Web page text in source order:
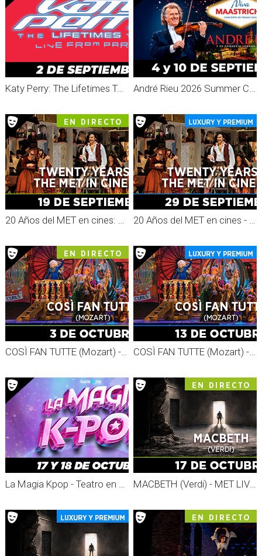
Katy Perry: The Lifetimes Tour - Live From Paris
20 Años del MET en cines: Una celebración 20 Años del MET en cines - Grabado MET 26-27
COSÌ FAN TUTTE (Mozart) - MET LIVE 26-27 COSÌ FAN TUTTE (Mozart) - GRABADO MET 26-27